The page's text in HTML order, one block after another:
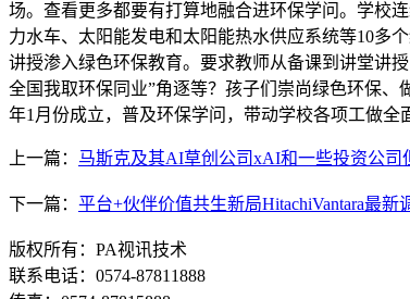
场。查看更多都要有打算地融合进环保学问。学校
力水车、太阳能发电和太阳能热水供应系统等10多
讲授渗入绿色环保教育。要求教师从备课到讲堂讲
全国我取环保同业”角逐等？孩子们崇尚绿色环保
年1月份成立，普及环保学问，带动学校各项工做全
上一篇： 马斯克及其AI草创公司xAI和一些投资公司
下一篇： 平台+伙伴价值共生新局HitachiVantara最新
版权所有：PA视讯技术
联系电话：0574-87811888